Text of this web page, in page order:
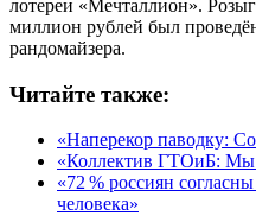
лотереи «Мечталлион».
миллион рублей был
рандомайзера.
Читайте также:
«Наперекор паводку:
«Коллектив ГТОиБ:
«72 % россиян
человека»